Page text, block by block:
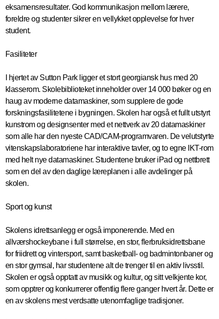
eksamensresultater. God kommunikasjon mellom lærere,
foreldre og studenter sikrer en vellykket opplevelse for hver
student.
Fasiliteter
I hjertet av Sutton Park ligger et stort georgiansk hus med 20
klasserom. Skolebiblioteket inneholder over 14 000 bøker og en
haug av moderne datamaskiner, som supplere de gode
forskningsfasilitetene i bygningen. Skolen har også et fullt utstyrt
kunstrom og designsenter med et nettverk av 20 datamaskiner
som alle har den nyeste CAD/CAM-programvaren. De velutstyrte
vitenskapslaboratoriene har interaktive tavler, og to egne IKT-rom
med helt nye datamaskiner. Studentene bruker iPad og nettbrett
som en del av den daglige læreplanen i alle avdelinger på
skolen.
Sport og kunst
Skolens idrettsanlegg er også imponerende. Med en
allværshockeybane i full størrelse, en stor, flerbruksidrettsbane
for friidrett og vintersport, samt basketball- og badmintonbaner og
en stor gymsal, har studentene alt de trenger til en aktiv livsstil.
Skolen er også opptatt av musikk og kultur, og sitt velkjente kor,
som opptrer og konkurrerer offentlig flere ganger hvert år. Dette er
en av skolens mest verdsatte utenomfaglige tradisjoner.